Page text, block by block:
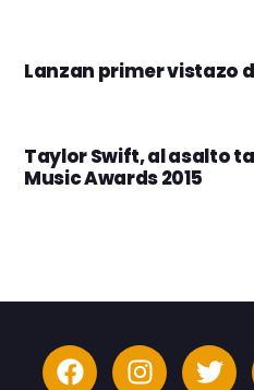
Lanzan primer vistazo
Taylor Swift, al asalto
Music Awards 2015